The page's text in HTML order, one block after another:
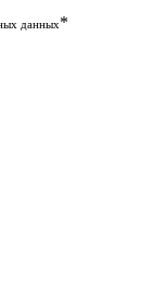
данных*